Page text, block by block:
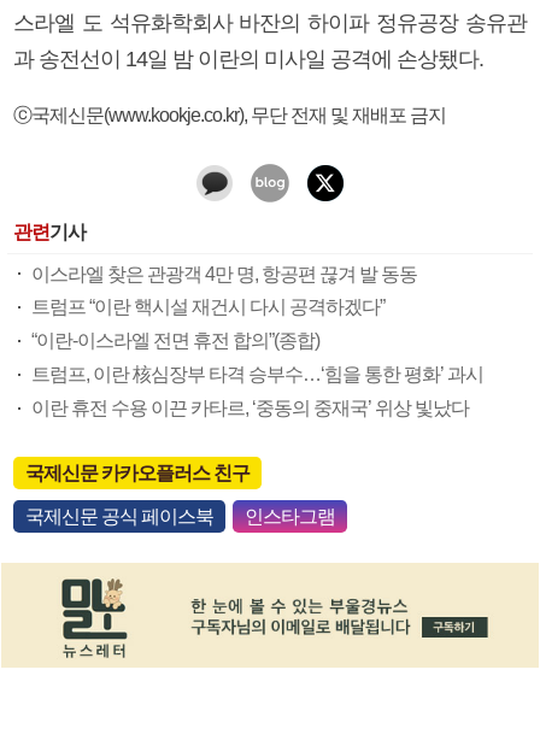
스라엘 도 석유화학회사 바잔의 하이파 정유공장 송유관
과 송전선이 14일 밤 이란의 미사일 공격에 손상됐다.
ⓒ국제신문(www.kookje.co.kr), 무단 전재 및 재배포 금지
관련기사
이스라엘 찾은 관광객 4만 명, 항공편 끊겨 발 동동
트럼프 “이란 핵시설 재건시 다시 공격하겠다”
“이란-이스라엘 전면 휴전 합의”(종합)
트럼프, 이란 核심장부 타격 승부수…‘힘을 통한 평화’ 과시
이란 휴전 수용 이끈 카타르, ‘중동의 중재국’ 위상 빛났다
국제신문 카카오플러스 친구
국제신문 공식 페이스북 인스타그램